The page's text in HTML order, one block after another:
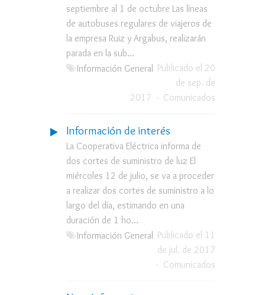
septiembre al 1 de octubre Las líneas
de autobuses regulares de viajeros de
la empresa Ruiz y Argabus, realizarán
parada en la sub...
Información General
Publicado el 20
de sep. de
2017 - Comunicados
Información de interés
La Cooperativa Eléctrica informa de
dos cortes de suministro de luz El
miércoles 12 de julio, se va a proceder
a realizar dos cortes de suministro a lo
largo del día, estimando en una
duración de 1 ho...
Información General
Publicado el 11
de jul. de 2017
- Comunicados